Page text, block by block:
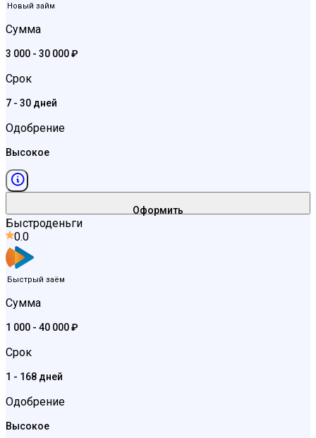
Новый займ
Сумма
3 000 - 30 000 ₽
Срок
7 - 30 дней
Одобрение
Высокое
Оформить
Быстроденьги
0.0
Быстрый заём
Сумма
1 000 - 40 000 ₽
Срок
1 - 168 дней
Одобрение
Высокое